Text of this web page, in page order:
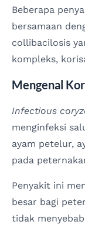
Beberapa
bersamaan
collibacilosis
kompleks,
Mengenal
Infectious
menginfeksi
ayam petelur,
pada
Penyakit ini
besar bagi
tidak